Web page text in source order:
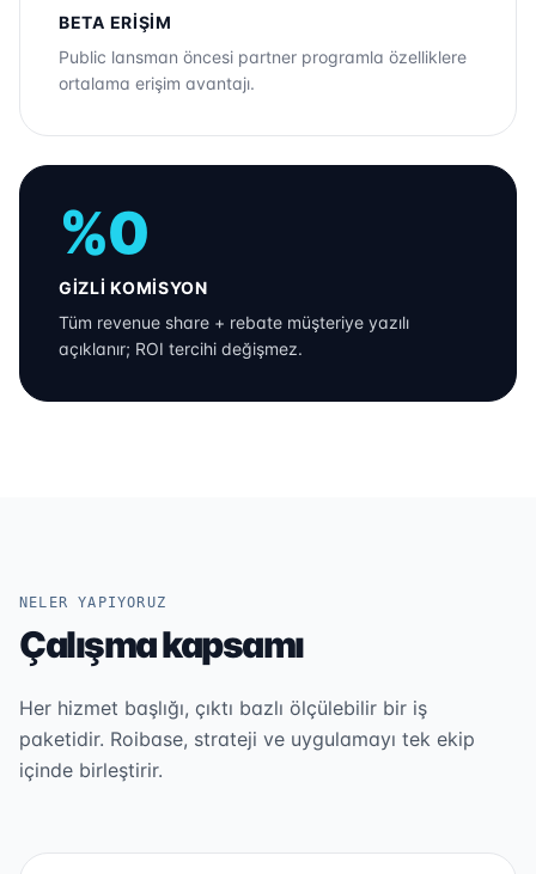
BETA ERIŞIM
Public lansman öncesi partner programla özelliklere
ortalama erişim avantajı.
%0
GIZLI KOMISYON
Tüm revenue share + rebate müşteriye yazılı
açıklanır; ROI tercihi değişmez.
NELER YAPIYORUZ
Çalışma kapsamı
Her hizmet başlığı, çıktı bazlı ölçülebilir bir iş
paketidir. Roibase, strateji ve uygulamayı tek ekip
içinde birleştirir.